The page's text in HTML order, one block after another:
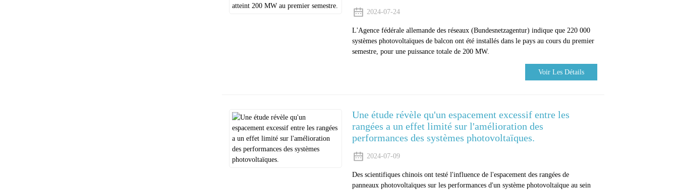
2024-07-24
L'Agence fédérale allemande des réseaux (Bundesnetzagentur) indique que 220 000
systèmes photovoltaïques de balcon ont été installés dans le pays au cours du premier
semestre, pour une puissance totale de 200 MW.
Voir Les Détails
Une étude révèle qu'un espacement excessif entre les
rangées a un effet limité sur l'amélioration des
performances des systèmes photovoltaïques.
2024-07-09
Des scientifiques chinois ont testé l'influence de l'espacement des rangées de
panneaux photovoltaïques sur les performances d'un système photovoltaïque au sein